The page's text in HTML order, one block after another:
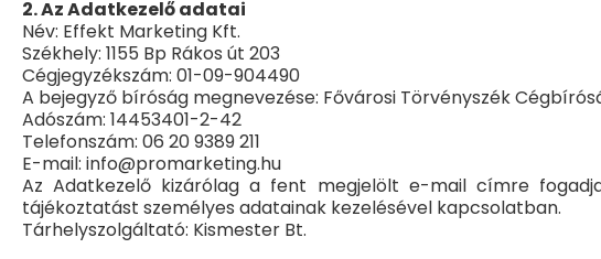
2. Az Adatkezelő adatai
Név: Effekt Marketing Kft.
Székhely: 1155 Bp Rákos út 203
Cégjegyzékszám: 01-09-904490
A bejegyző bíróság megnevezése: Fővárosi Törvényszék
Adószám: 14453401-2-42
Telefonszám: 06 20 9389 211
E-mail: info@promarketing.hu
Az Adatkezelő kizárólag a fent megjelölt e-mail címre
tájékoztatást személyes adatainak kezelésével kapcsolatban.
Tárhelyszolgáltató: Kismester Bt.